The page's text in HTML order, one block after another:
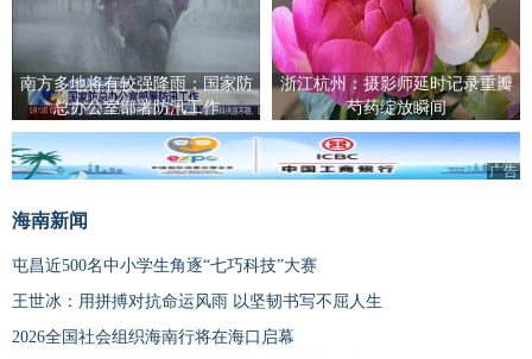
南方多地将有较强降雨：国家防
总办公室部署防汛工作
浙江杭州：摄影师延时记录重瓣
芍药绽放瞬间
广告
海南新闻
屯昌近500名中小学生角逐“七巧科技”大赛
王世冰：用拼搏对抗命运风雨 以坚韧书写不屈人生
2026全国社会组织海南行将在海口启幕